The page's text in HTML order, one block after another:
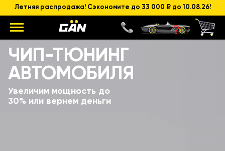
Летняя распродажа! Сэкономите до 33 000 ₽ до 10.08.26!
ЧИП-ТЮНИНГ
АВТОМОБИЛЯ
Увеличим мощность до
30% или вернем деньги